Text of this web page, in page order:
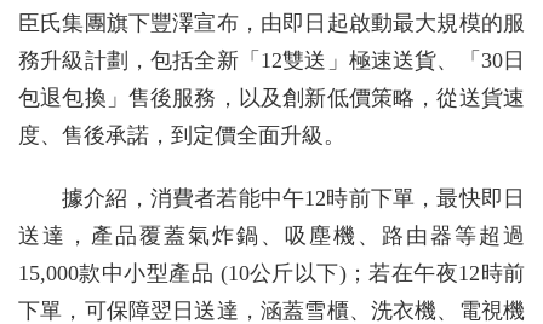
臣氏集團旗下豐澤宣布，由即日起啟動最大規模的服
務升級計劃，包括全新「12雙送」極速送貨、「30日
包退包換」售後服務，以及創新低價策略，從送貨速
度、售後承諾，到定價全面升級。
據介紹，消費者若能中午12時前下單，最快即日
送達，產品覆蓋氣炸鍋、吸塵機、路由器等超過
15,000款中小型產品 (10公斤以下)；若在午夜12時前
下單，可保障翌日送達，涵蓋雪櫃、洗衣機、電視機